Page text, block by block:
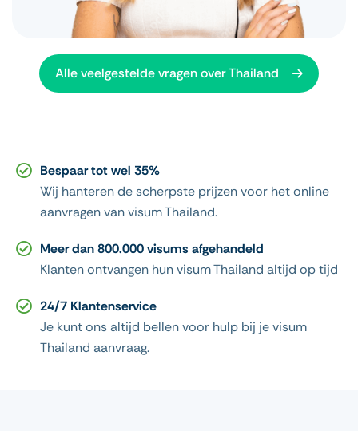
personen die voor een langere periode in
Thailand willen verblijven, bijvoorbeeld voor
pensionering. Met dit visum kunt u meestal tot 1
jaar in Thailand verblijven en profiteert u vaak van
visum. Dit visum is verplicht wanneer u Thailand
bezoekt voor werk, zakelijke afspraken,
investeringen of andere zakelijke doeleinden.
Welk visum Thailand heeft u nodig?
Welk visum voor Thailand het beste bij u past,
adviseren u graag over de juiste keuze en
begeleiden u bij de visumaanvraag.
Let op: visumregels voor Thailand kunnen
Alle veelgestelde vragen over Thailand
Bespaar tot wel 35%
Wij hanteren de scherpste prijzen voor het online
aanvragen van visum Thailand.
Meer dan 800.000 visums afgehandeld
Klanten ontvangen hun visum Thailand altijd op tijd
24/7 Klantenservice
Je kunt ons altijd bellen voor hulp bij je visum
Thailand aanvraag.